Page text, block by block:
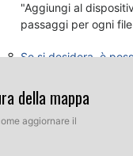
"Aggiungi al
passaggi per ogni
Se si desidera, è
della mappa
aggiornare il